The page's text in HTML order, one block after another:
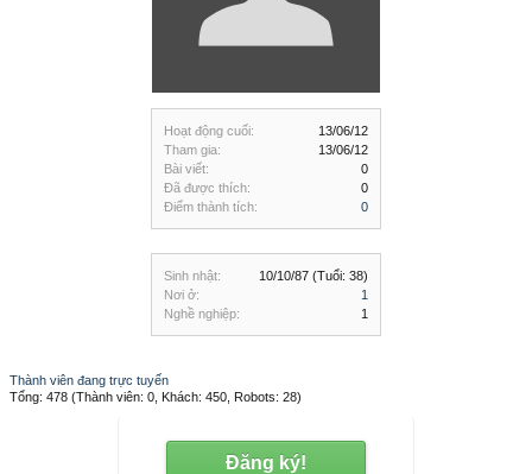
Hoạt động cuối:
13/06/12
Tham gia:
13/06/12
Bài viết:
0
Đã được thích:
0
Điểm thành tích:
0
Sinh nhật: 10/10/87 (Tuổi: 38)
Nơi ở:
1
Nghề nghiệp:
1
Thành viên đang trực tuyến
Tổng: 478 (Thành viên: 0, Khách: 450, Robots: 28)
Đăng ký!